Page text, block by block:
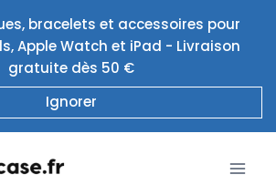
bracelets et accessoires pour
Apple Watch et iPad - Livraison
gratuite dès 50 €
Ignorer